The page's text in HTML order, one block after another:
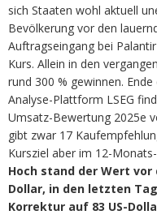
sich Staaten wohl aktuell
Bevölkerung vor den
Auftragseingang bei
Kurs. Allein in den
rund 300 % gewinnen.
Analyse-Plattform LSEG
Umsatz-Bewertung 2025e
gibt zwar 17
Kursziel aber im 12-
Hoch stand der Wert vor
Dollar, in den letzten
Korrektur auf 83 US-